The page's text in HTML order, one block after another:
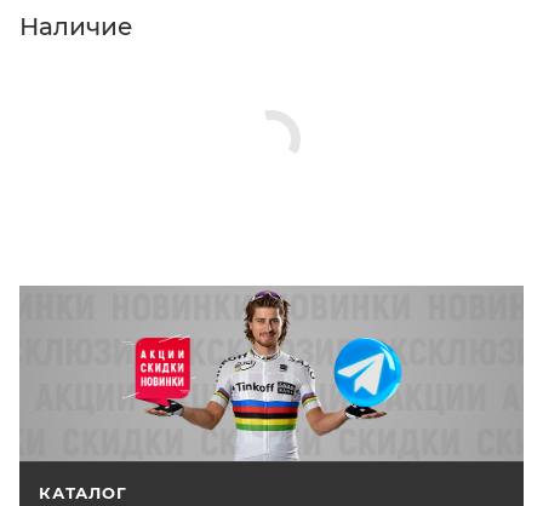
Нажмите кнопку «Оформить заказ».
Наличие
КАТАЛОГ